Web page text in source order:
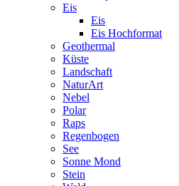
Eis
Eis
Eis Hochformat
Geothermal
Küste
Landschaft
NaturArt
Nebel
Polar
Raps
Regenbogen
See
Sonne Mond
Stein